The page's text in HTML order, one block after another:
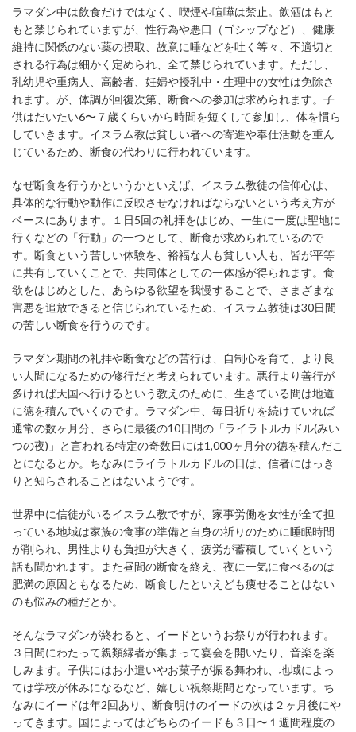
ラマダン中は飲食だけではなく、喫煙や喧嘩は禁止。飲酒はもと
もと禁じられていますが、性行為や悪口（ゴシップなど）、健康
維持に関係のない薬の摂取、故意に唾などを吐く等々、不適切と
される行為は細かく定められ、全て禁じられています。ただし、
乳幼児や重病人、高齢者、妊婦や授乳中・生理中の女性は免除さ
れます。が、体調が回復次第、断食への参加は求められます。子
供はだいたい6〜７歳くらいから時間を短くして参加し、体を慣ら
していきます。イスラム教は貧しい者への寄進や奉仕活動を重ん
じているため、断食の代わりに行われています。
なぜ断食を行うかというかといえば、イスラム教徒の信仰心は、
具体的な行動や動作に反映させなければならないという考え方が
ベースにあります。１日5回の礼拝をはじめ、一生に一度は聖地に
行くなどの「行動」の一つとして、断食が求められているので
す。断食という苦しい体験を、裕福な人も貧しい人も、皆が平等
に共有していくことで、共同体としての一体感が得られます。食
欲をはじめとした、あらゆる欲望を我慢することで、さまざまな
害悪を追放できると信じられているため、イスラム教徒は30日間
の苦しい断食を行うのです。
ラマダン期間の礼拝や断食などの苦行は、自制心を育て、より良
い人間になるための修行だと考えられています。悪行より善行が
多ければ天国へ行けるという教えのために、生きている間は地道
に徳を積んでいくのです。ラマダン中、毎日祈りを続けていれば
通常の数ヶ月分、さらに最後の10日間の「ライラトルカドル(みい
つの夜)」と言われる特定の奇数日には1,000ヶ月分の徳を積んだこ
とになるとか。ちなみにライラトルカドルの日は、信者にはっき
りと知らされることはないようです。
世界中に信徒がいるイスラム教ですが、家事労働を女性が全て担
っている地域は家族の食事の準備と自身の祈りのために睡眠時間
が削られ、男性よりも負担が大きく、疲労が蓄積していくという
話も聞かれます。また昼間の断食を終え、夜に一気に食べるのは
肥満の原因ともなるため、断食したといえども痩せることはない
のも悩みの種だとか。
そんなラマダンが終わると、イードというお祭りが行われます。
３日間にわたって親類縁者が集まって宴会を開いたり、音楽を楽
しみます。子供にはお小遣いやお菓子が振る舞われ、地域によっ
ては学校が休みになるなど、嬉しい祝祭期間となっています。ち
なみにイードは年2回あり、断食明けのイードの次は２ヶ月後にや
ってきます。国によってはどちらのイードも３日〜１週間程度の